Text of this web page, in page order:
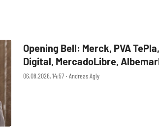
06.08.2026, 14:57 ‧ Andreas Agly
Opening Bell: Merck, PVA
Digital, MercadoLibre,